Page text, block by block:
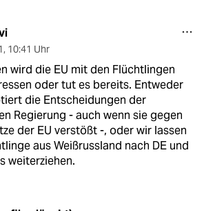
, 10:41 Uhr
wird die EU mit den Flüchtlingen
oder tut es bereits. Entweder
die Entscheidungen der
Regierung - auch wenn sie gegen
der EU verstößt -, oder wir lassen
aus Weißrussland nach DE und
weiterziehen.